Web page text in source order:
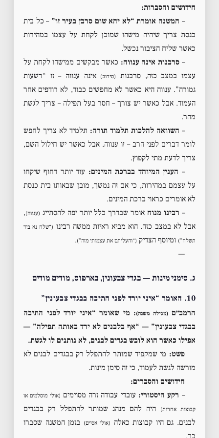
חידושים והסברות:
– המשנה אומרת “לא יהא שום סרבן בעיר זו” – כל בית
כנסת צריך שיהיה מישהו שמוכן לקחת על עצמו במהירות
כאשר שליח הציבור נכשל.
– סרבנות אינה ענווה: כאשר מבקשים ממישהו לקחת על
עצמו במצב כזה, סרבנות
(סירוב) אינה ענווה – זו “רשעות
גמורה”. ענווה היא כאשר לא מחפשים כבוד, לא רודפים אחר
העמוד. אבל כאשר יש צורך – חסר בעל תפילה – צריך לגשת
מהר.
– השוואה להלכות תלמוד תורה: תלמיד לא צריך לחפש
לומר דברים לפני הרב – זו ענווה. אבל כאשר יש חילול השם,
צריך לדעת מתי לקפוץ.
– הענין המיוחד בברכת המינים: עוד יותר דחוף שיקחו
על עצמם במהירות, כי אם זה נמשך, מובן שבאותו בית כנסת
לא אומרים כראוי ברכת המינים.
– רבינו מנוח אומר שבדרך כלל יותר יפה להסתייג (ענווה),
אבל לא במצב כזה. הוא מביא ראיות ממשה רבינו (“שלח נא ביד
תשלח”) ומיוסף הצדיק (“והעליתם את עצמותי מזה”).
—
ג. סימני מינות — בגדי צבעונין, בארפוס, מודים מודים
10. האומר “איני יורד לפני התיבה בבגדי צבעונין”
הרמב״ם(מגילה משנה): מי שאומר “איני יורד לפני התיבה
בבגדי צבעונין” — “אף בלבנים לא ירד באותה תפילה” —
אפילו כאשר הוא לובש בגדים לבנים, לא נותנים לו לגשת.
פשט: מי שמקפיד שמותר להתפלל רק בבגדים לבנים לא
מורשה לגשת לעמוד, כי זה סימן מינות.
חידושים והסברים:
– רקע היסטורי: עובדי עבודה זרה מסוימים (אולי מוסלמים או
קבוצות אחרות)
היה להם מנהג שמותר להתפלל רק בבגדים
לבנים. גם היו קבוצות כאלה (אולי אסיים) בזמן המשנה שסברו